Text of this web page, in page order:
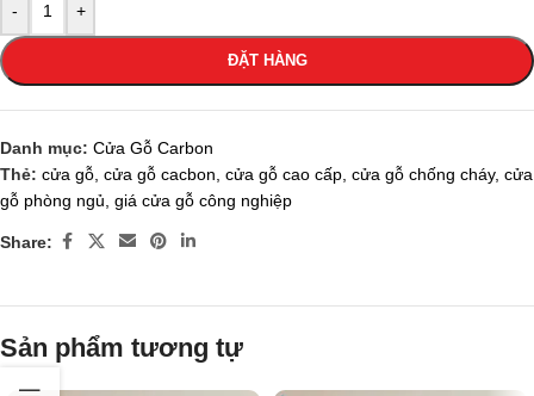
- +
ĐẶT HÀNG
Danh mục: Cửa Gỗ Carbon
Thẻ: cửa gỗ cửa gỗ cacbon cửa gỗ cao cấp cửa gỗ chống cháy, cửa
gỗ phòng ngủ giá cửa gỗ công nghiệp
Share:
Sản phẩm tương tự